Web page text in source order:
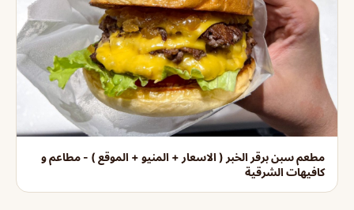
مطعم سبن برقر الخبر ( الاسعار + المنيو + الموقع ) - مطاعم و
كافيهات الشرقية